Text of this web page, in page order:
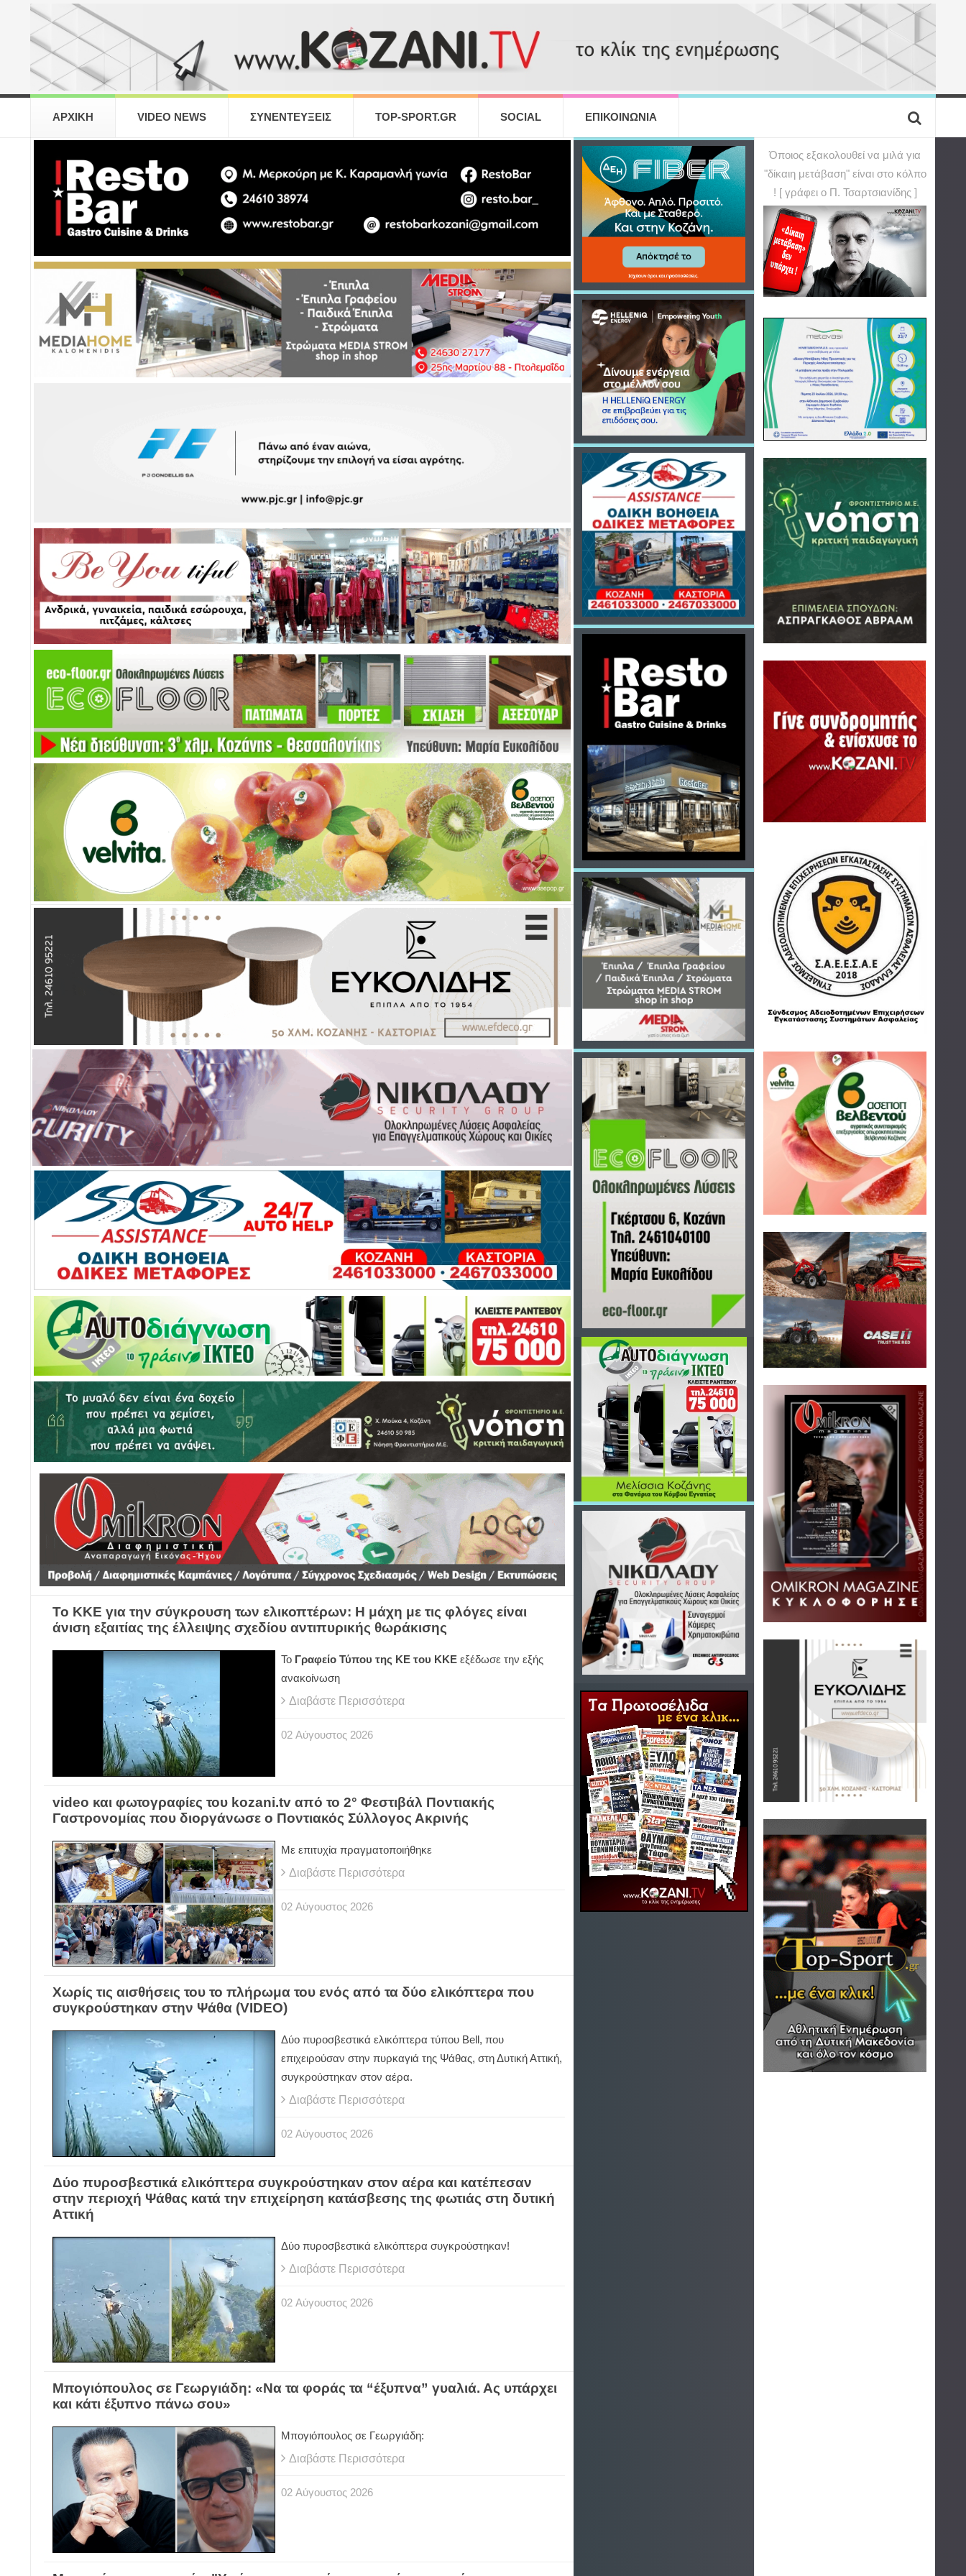
ΑΡΧΙΚΗ VIDEO NEWS ΣΥΝΕΝΤΕΥΞΕΙΣ TOP-SPORT.GR SOCIAL ΕΠΙΚΟΙΝΩΝΙΑ
Το ΚΚΕ για την σύγκρουση των ελικοπτέρων: Η μάχη με τις φλόγες είναι
άνιση εξαιτίας της έλλειψης σχεδίου αντιπυρικής θωράκισης
Το Γραφείο Τύπου της ΚΕ του ΚΚΕ εξέδωσε την εξής
ανακοίνωση
Διαβάστε Περισσότερα
02 Αύγουστος 2026
video και φωτογραφίες του kozani.tv από το 2° Φεστιβάλ Ποντιακής
Γαστρονομίας που διοργάνωσε ο Ποντιακός Σύλλογος Ακρινής
Με επιτυχία πραγματοποιήθηκε
Διαβάστε Περισσότερα
02 Αύγουστος 2026
Χωρίς τις αισθήσεις του το πλήρωμα του ενός από τα δύο ελικόπτερα που
συγκρούστηκαν στην Ψάθα (VIDEO)
Δύο πυροσβεστικά ελικόπτερα τύπου Bell, που
επιχειρούσαν στην πυρκαγιά της Ψάθας, στη Δυτική Αττική,
συγκρούστηκαν στον αέρα.
Διαβάστε Περισσότερα
02 Αύγουστος 2026
Δύο πυροσβεστικά ελικόπτερα συγκρούστηκαν στον αέρα και κατέπεσαν
στην περιοχή Ψάθας κατά την επιχείρηση κατάσβεσης της φωτιάς στη δυτική
Αττική
Δύο πυροσβεστικά ελικόπτερα συγκρούστηκαν!
Διαβάστε Περισσότερα
02 Αύγουστος 2026
Μπογιόπουλος σε Γεωργιάδη: «Να τα φοράς τα “έξυπνα” γυαλιά. Ας υπάρχει
και κάτι έξυπνο πάνω σου»
Μπογιόπουλος σε Γεωργιάδη:
Διαβάστε Περισσότερα
02 Αύγουστος 2026
Όποιος εξακολουθεί να μιλά για
"δίκαιη μετάβαση" είναι στο κόλπο
! [ γράφει ο Π. Τσαρτσιανίδης ]